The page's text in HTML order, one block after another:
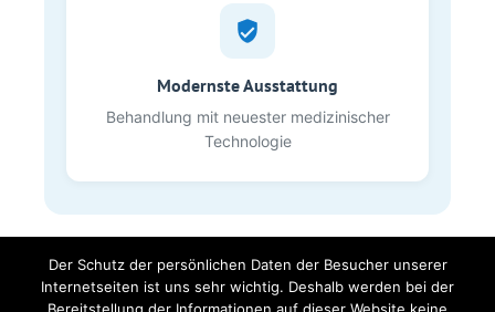
Modernste Ausstattung
Behandlung mit neuester medizinischer
Technologie
Der Schutz der persönlichen Daten der Besucher unserer
Internetseiten ist uns sehr wichtig. Deshalb werden bei der